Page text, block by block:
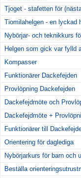
Tjoget - stafetten för
Tiomilahelgen - en lyckad
Nybörjar- och teknikkurs
Helgen som gick var fylld
Kompasser
Funktionärer Dackefejden
Provlöpning Dackefejden
Dackefejdmöte och
Dackefejdmöte +
Funktionärer till
Orientering för daglediga
Nybörjarkurs för barn och
Beställa